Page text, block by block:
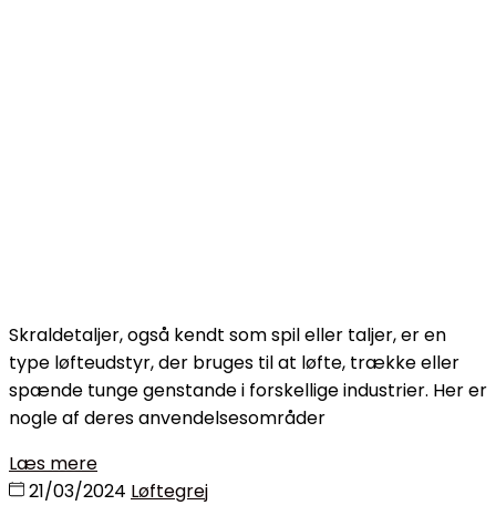
Skraldetaljer, også kendt som spil eller taljer, er en
type løfteudstyr, der bruges til at løfte, trække eller
spænde tunge genstande i forskellige industrier. Her er
nogle af deres anvendelsesområder
Læs mere
21/03/2024 Løftegrej